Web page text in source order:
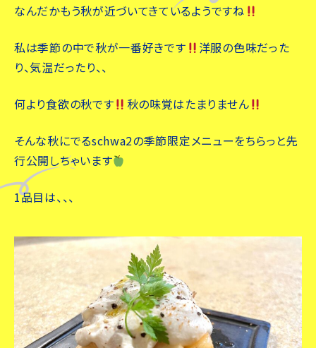
なんだかもう秋が近づいてきているようですね
私は季節の中で秋が一番好きです
洋服の色味だった
り、気温だったり、、
何より食欲の秋です 秋の味覚はたまりません
そんな秋にでるschwa2の季節限定メニューをちらっと先
行公開しちゃいます
1品目は、、、